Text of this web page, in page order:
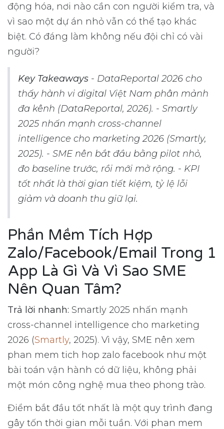
động hóa, nơi nào cần con người kiểm tra, và
vì sao một dự án nhỏ vẫn có thể tạo khác
biệt. Có đáng làm không nếu đội chỉ có vài
người?
Key Takeaways - DataReportal 2026 cho
thấy hành vi digital Việt Nam phân mảnh
đa kênh (DataReportal, 2026). - Smartly
2025 nhấn mạnh cross-channel
intelligence cho marketing 2026 (Smartly,
2025). - SME nên bắt đầu bằng pilot nhỏ,
đo baseline trước, rồi mới mở rộng. - KPI
tốt nhất là thời gian tiết kiệm, tỷ lệ lỗi
giảm và doanh thu giữ lại.
Phần Mềm Tích Hợp
Zalo/Facebook/Email Trong 1
App Là Gì Và Vì Sao SME
Nên Quan Tâm?
Trả lời nhanh: Smartly 2025 nhấn mạnh
cross-channel intelligence cho marketing
2026 (Smartly, 2025). Vì vậy, SME nên xem
phan mem tich hop zalo facebook như một
bài toán vận hành có dữ liệu, không phải
một món công nghệ mua theo phong trào.
Điểm bắt đầu tốt nhất là một quy trình đang
gây tốn thời gian mỗi tuần. Với phan mem